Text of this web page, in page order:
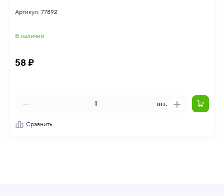
Артикул: 77892
В наличии
58 ₽
шт.
Сравнить